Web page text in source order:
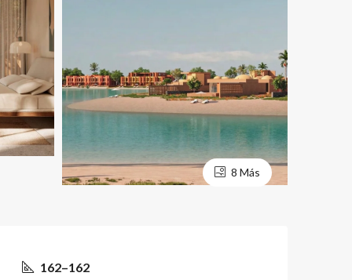
8 Más
162–162